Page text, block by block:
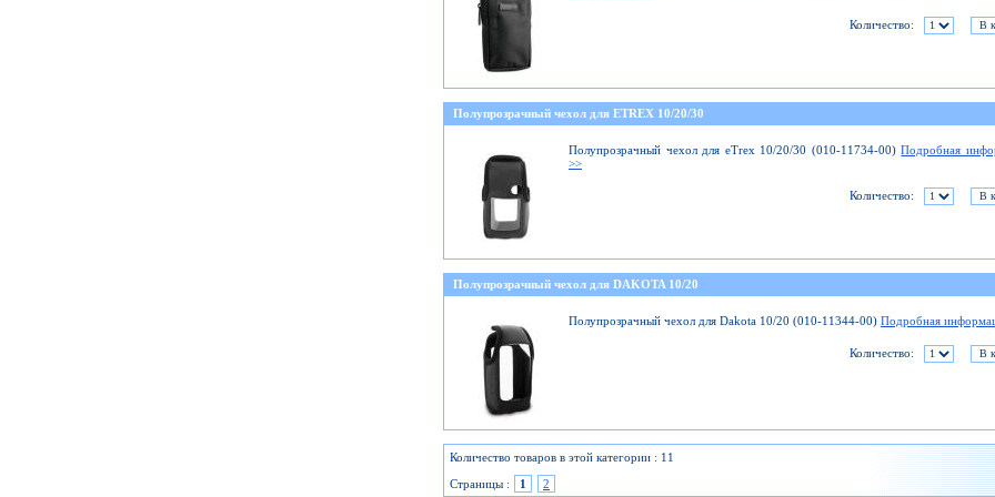
Количество:
Полупрозрачный чехол для ETREX 10/20/30
Полупрозрачный чехол для eTrex 10/20/30 (010-11734-00)Подробная
>>
Количество:
Полупрозрачный чехол для DAKOTA 10/20
Полупрозрачный чехол для Dakota 10/20 (010-11344-00) Подробная
Количество:
Количество товаров в этой категории : 11
Страницы :
1 2